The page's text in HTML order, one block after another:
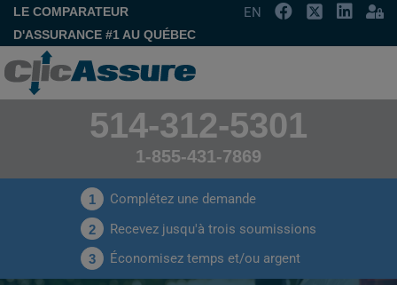
LE COMPARATEUR
D'ASSURANCE #1 AU QUÉBEC
EN
514-312-5301
1-855-431-7869
1 Complétez une demande
2 Recevez jusqu'à trois soumissions
3 Économisez temps et/ou argent